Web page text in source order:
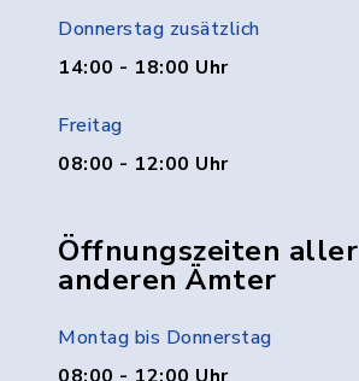
Donnerstag zusätzlich
14:00 - 18:00 Uhr
Freitag
08:00 - 12:00 Uhr
Öffnungszeiten aller
anderen Ämter
Montag bis Donnerstag